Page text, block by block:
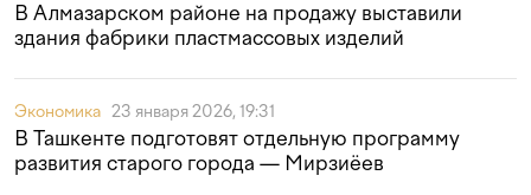
В Алмазарском районе на продажу выставили
здания фабрики пластмассовых изделий
Экономика 23 января 2026, 19:31
В Ташкенте подготовят отдельную программу
развития старого города — Мирзиёев